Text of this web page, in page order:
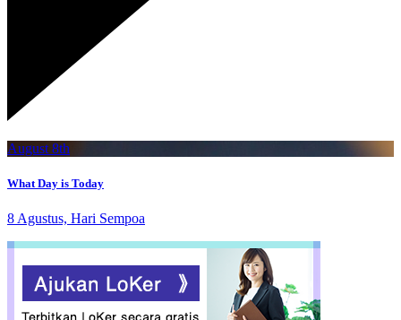
August 8th
What Day is Today
8 Agustus, Hari Sempoa